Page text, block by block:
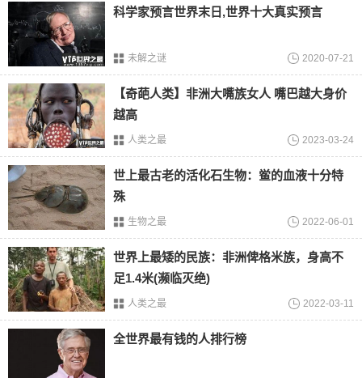
食用价值。然而，应该注意的是，河豚的，胃肠道，生殖腺
和 血液是有毒的，特别是和卵巢。该毒素是一种神经毒素，
可在0.5mg至3mg之间杀死 ，毒素耐高温8h后不会被破坏。
免责声明：以上内容源自网络，版权归原作者所有，如有侵
犯您的原创版权请告知，我们将尽快删除相关内容。
科学家预言世界末日,世界十大真实预言
未解之谜 2020-07-21
【奇葩人类】非洲大嘴族女人 嘴巴越大身价
越高
人类之最 2023-03-24
世上最古老的活化石生物：鲎的血液十分特
殊
生物之最 2022-06-01
世界上最矮的民族：非洲俾格米族，身高不
足1.4米(濒临灭绝)
人类之最 2022-03-11
全世界最有钱的人排行榜